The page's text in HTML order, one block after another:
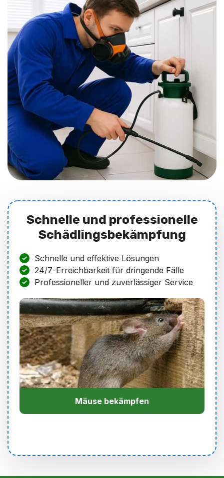
Schnelle und professionelle
Schädlingsbekämpfung
Schnelle und effektive Lösungen
24/7-Erreichbarkeit für dringende Fälle
Professioneller und zuverlässiger Service
Mäuse bekämpfen